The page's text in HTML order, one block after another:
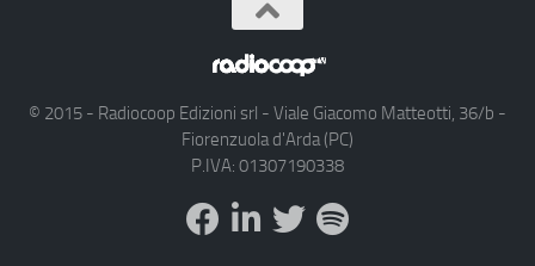
© 2015 - Radiocoop Edizioni srl - Viale Giacomo Matteotti, 36/b -
Fiorenzuola d'Arda (PC)
P.IVA: 01307190338